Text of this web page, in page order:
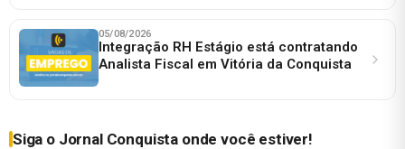
05/08/2026
Integração RH Estágio está contratando
Analista Fiscal em Vitória da Conquista
Siga o Jornal Conquista onde você estiver!